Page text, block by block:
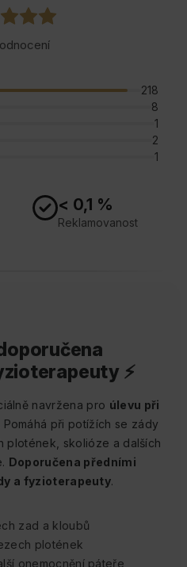
218
8
1
2
1
< 0,1 %
Reklamovanost
⚡
navržena pro úlevu při
Pomáhá při potížích se zády
plotének, skolióze a dalších
Doporučena předními
a fyzioterapeuty.
zad a kloubů
plotének
onemocnění páteře